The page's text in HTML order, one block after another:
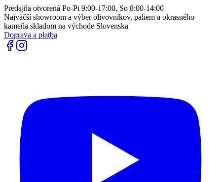
Predajňa otvorená Po-Pi 9:00-17:00, So 8:00-14:00
Najväčší showroom a výber olivovníkov, paliem a okrasného
kameňa skladom na východe Slovenska
Doprava a platba